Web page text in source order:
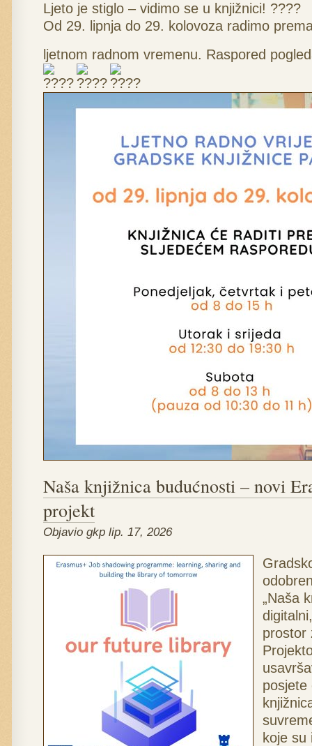
Ljeto je stiglo – vidimo se u knjižnici!
Od 29. lipnja do 29. kolovoza radimo
ljetnom radnom vremenu. Raspored
Naša knjižnica budućnosti – novi
projekt
Objavio gkp lip. 17, 2026
Grads
„Naša
prostor
posjete
koje su